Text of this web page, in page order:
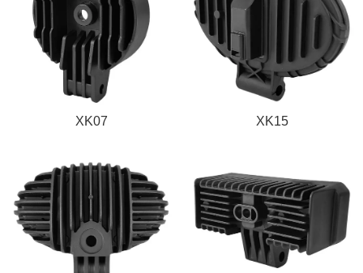
XK07 XK15